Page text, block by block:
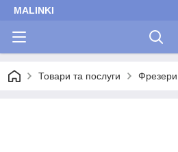
MALINKI
Товари та послуги Фрезери